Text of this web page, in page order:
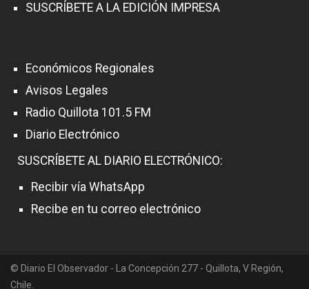
SUSCRÍBETE A LA EDICIÓN IMPRESA
Económicos Regionales
Avisos Legales
Radio Quillota 101.5 FM
Diario Electrónico
SUSCRÍBETE AL DIARIO ELECTRÓNICO:
Recibir vía WhatsApp
Recibe en tu correo electrónico
© Diario El Observador - La Concepción 277 - Quillota, V Región,
Chile.